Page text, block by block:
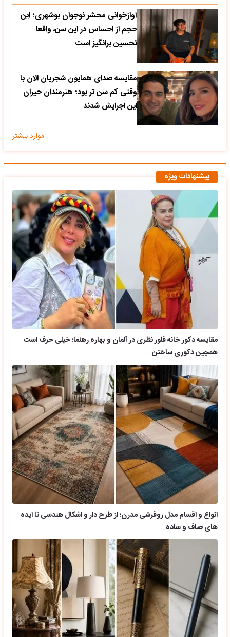
آوازخوانی محشر نوجوان بوشهری؛ این
حجم از احساس در این سن، واقعا
تحسین‌ برانگیز است
مقایسه صدای همایون شجریان الان با
وقتی کم سن تر بود؛ هنرمندان حیران
این اجرایش شدند
موارد بیشتر
پیشنهادات ویژه
مقایسه دکور خانه فلور نظری در آلمان و بهاره رهنما؛ خیلی حرف است
همچین دکوری ساختن
انواع و اقسام مدل روفرشی مدرن؛ از طرح دار و اشکال هندسی تا ایده
های صاف و ساده